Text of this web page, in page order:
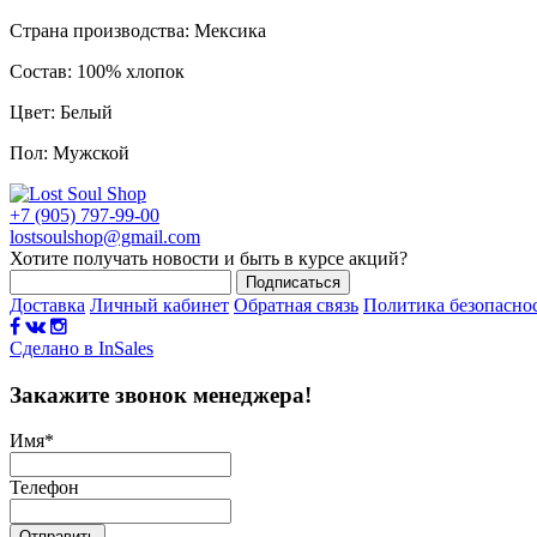
Страна производства: Мексика
Состав: 100% хлопок
Цвет: Белый
Пол: Мужской
+7 (905) 797-99-00
lostsoulshop@gmail.com
Хотите получать новости и быть в курсе акций?
Подписаться
Доставка Личный кабинет Обратная связь Политика
Сделано в InSales
Закажите звонок менеджера!
Имя*
Телефон